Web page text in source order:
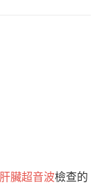
肝臟超音波檢查的